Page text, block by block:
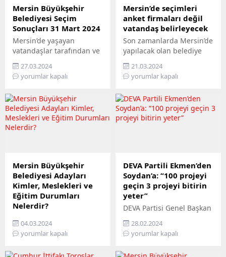
Mersin Büyükşehir
Belediyesi Seçim
Sonuçları 31 Mart 2024
Mersin’de yaşayan
vatandaşlar tarafından ve
Büyükşehir Belediye
Başkanlığını kimin
ediyor. Mersin Büyükşehir
Belediye Başkanlığı seçimi
sonuçları, anlık olarak
mersinodak.com web
27.03.2024
yorumlar kapalı
Mersin’de seçimleri
anket firmaları değil
vatandaş belirleyecek
Son zamanlarda Mersin’de
yapılacak olan belediye
anket yayınlandı ve
yayınlanmaya devam
bazıları, örneğin Vahap
Seçer’in rakibi Serdar
Soydan’a karşı önemli bir
Ancak bu anket
verilerinin gerçekleri ne
kadar yansıttığı
konusunda endişeler de...
21.03.2024
yorumlar kapalı
Mersin Büyükşehir
Belediyesi Adayları
Kimler, Meslekleri ve
Eğitim Durumları
Nelerdir?
Türkiye, 31 Mart Pazar
günü gerçekleşecek yerel
seçimlere kilitlendi.
04.03.2024
yorumlar kapalı
DEVA Partili Ekmen’den
Soydan’a: “100 projeyi
geçin 3 projeyi bitirin
yeter”
DEVA Partisi Genel Başkan
Yardımcısı ve Mersin
Milletvekili Mehmet Emin
Ekmen, 100 projeleri
28.02.2024
yorumlar kapalı